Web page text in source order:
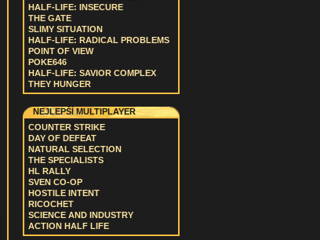
HALF-LIFE: INSECURE
THE GATE
SLIMY SITUATION
HALF-LIFE: RADICAL PROBLEMS
POINT OF VIEW
POKE646
HALF-LIFE: SAVIOR COMPLEX
THEY HUNGER
NEJLEPŠÍ MULTIPLAYER
COUNTER STRIKE
DAY OF DEFEAT
NATURAL SELECTION
THE SPECIALISTS
HL RALLY
SVEN CO-OP
HOSTILE INTENT
RICOCHET
SCIENCE AND INDUSTRY
ACTION HALF LIFE